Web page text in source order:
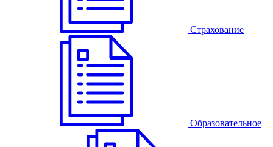
Страхование
Образовательное